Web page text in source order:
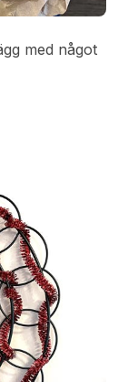
med något